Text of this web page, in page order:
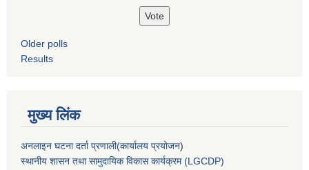
Older polls
Results
मुख्य लिंक
अनलाइन घटना दर्ता प्रणाली(कार्यालय प्रयोजन)
स्थानीय शासन तथा सामुदायिक विकास कार्यक्रम (LGCDP)